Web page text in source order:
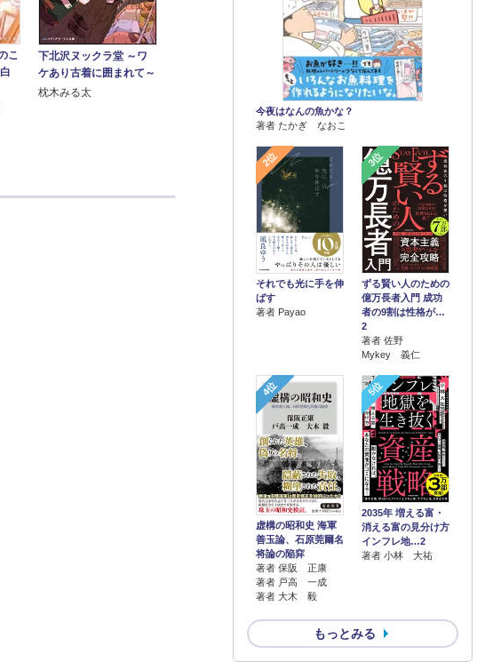
今夜はなんの魚かな？
著者 たかぎ なおこ
2位
それでも光に手を伸
ばす
著者 Payao
3位
ずる賢い人のための
億万長者入門 成功
者の9割は性格が…
2
著者 佐野
Mykey 義仁
4位
虚構の昭和史 海軍
善玉論、石原莞爾名
将論の陥穽
著者 保阪 正康
著者 戸高 一成
著者 大木 毅
5位
2035年 増える富・
消える富の見分け方
インフレ地…2
著者 小林 大祐
もっとみる
こ
下北沢ヌックラ堂 ～ワ
ケあり古着に囲まれて～
枕木みる太